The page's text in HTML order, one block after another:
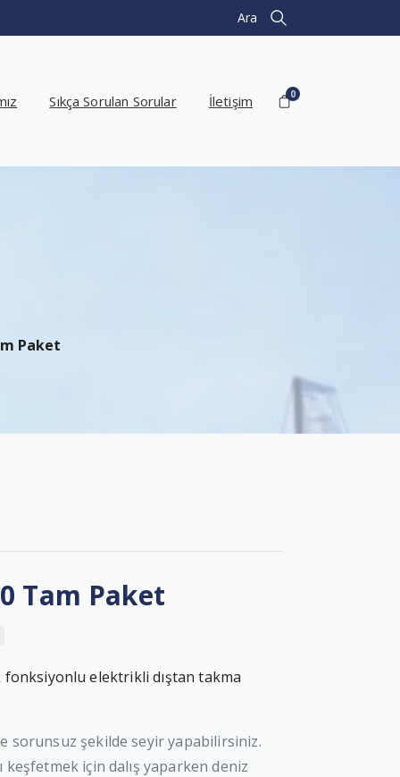
Ara
Search
Sıkça Sorulan Sorular İletişim 0
Paket
Tam Paket
fonksiyonlu elektrikli dıştan takma
sorunsuz şekilde seyir yapabilirsiniz.
keşfetmek için dalış yaparken deniz